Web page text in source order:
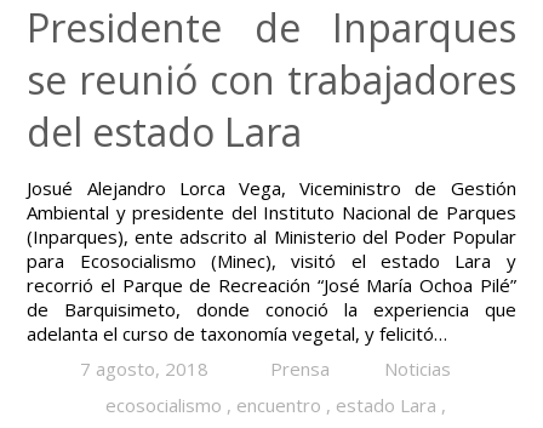
Presidente de Inparques
se reunió con trabajadores
del estado Lara
Josué Alejandro Lorca Vega, Viceministro de Gestión
Ambiental y presidente del Instituto Nacional de Parques
(Inparques), ente adscrito al Ministerio del Poder Popular
para Ecosocialismo (Minec), visitó el estado Lara y
recorrió el Parque de Recreación “José María Ochoa Pilé”
de Barquisimeto, donde conoció la experiencia que
adelanta el curso de taxonomía vegetal, y felicitó…
7 agosto, 2018
Prensa
Noticias
ecosocialismo , encuentro , estado Lara ,